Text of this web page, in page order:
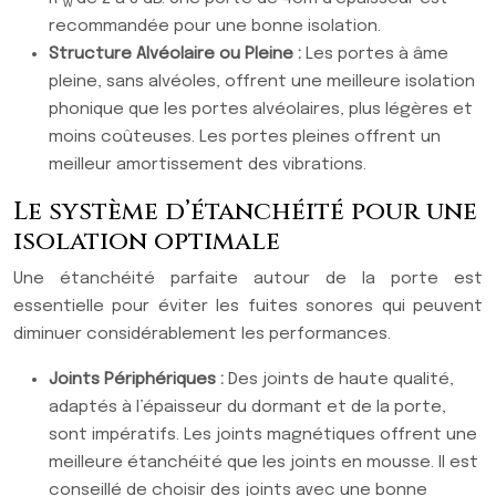
w
recommandée pour une bonne isolation.
Structure Alvéolaire ou Pleine : Les portes à âme
pleine, sans alvéoles, offrent une meilleure isolation
phonique que les portes alvéolaires, plus légères et
moins coûteuses. Les portes pleines offrent un
meilleur amortissement des vibrations.
Le système d’étanchéité pour une
isolation optimale
Une étanchéité parfaite autour de la porte est
essentielle pour éviter les fuites sonores qui peuvent
diminuer considérablement les performances.
Joints Périphériques : Des joints de haute qualité,
adaptés à l’épaisseur du dormant et de la porte,
sont impératifs. Les joints magnétiques offrent une
meilleure étanchéité que les joints en mousse. Il est
conseillé de choisir des joints avec une bonne